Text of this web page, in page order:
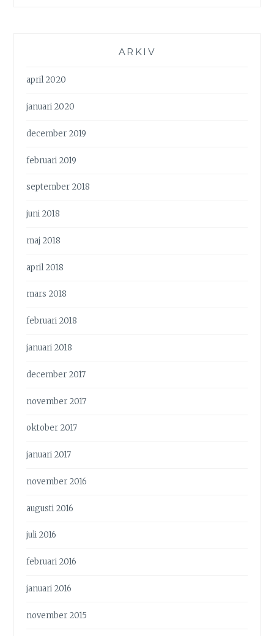
ARKIV
april 2020
januari 2020
december 2019
februari 2019
september 2018
juni 2018
maj 2018
april 2018
mars 2018
februari 2018
januari 2018
december 2017
november 2017
oktober 2017
januari 2017
november 2016
augusti 2016
juli 2016
februari 2016
januari 2016
november 2015